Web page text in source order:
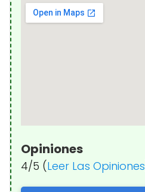
Opiniones
4/5 (Leer Las Opiniones